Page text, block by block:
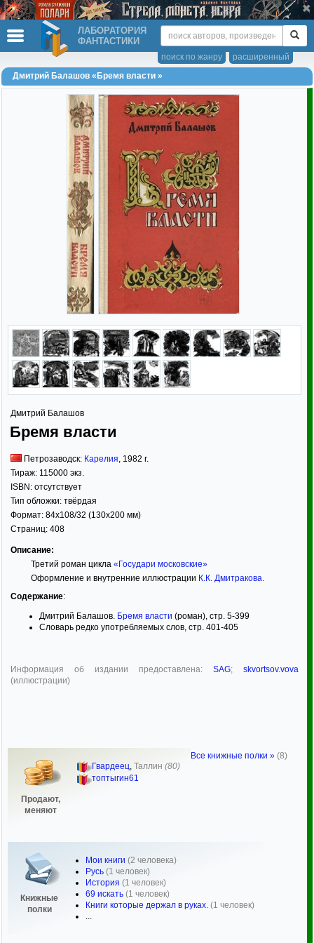
ЛАБОРАТОРИЯ
ФАНТАСТИКИ
расширенный
поиск по жанру
Дмитрий Балашов «Бремя власти »
Дмитрий Балашов
Бремя власти
Петрозаводск: Карелия, 1982 г.
Тираж: 115000 экз.
ISBN: отсутствует
Тип обложки: твёрдая
Формат: 84x108/32 (130x200 мм)
Страниц: 408
Описание:
Третий роман цикла «Государи московские»
Оформление и внутренние иллюстрации К.К. Дмитракова.
Содержание:
Дмитрий Балашов. Бремя власти (роман), стр. 5-399
Словарь редко употребляемых слов, стр. 401-405
Информация об издании предоставлена: SAG; skvortsov.vova
(иллюстрации)
Продают,
меняют
Гвардеец, Таллин (80)
топтыгин61
Книжные
полки
Мои книги (2 человека)
Русь (1 человек)
История (1 человек)
69 искать (1 человек)
Книги которые держал в руках. (1 человек)
...
Все книжные полки » (8)